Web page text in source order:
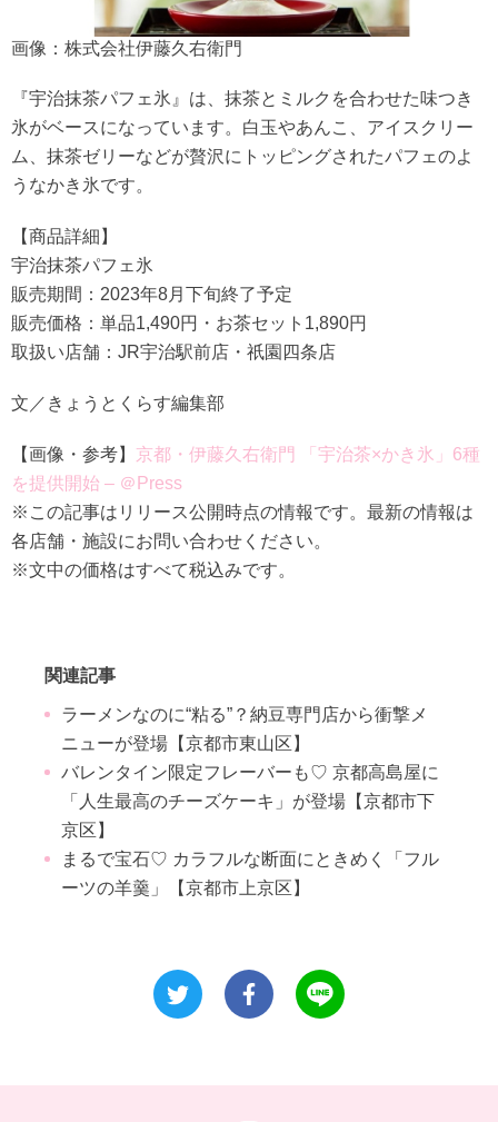
画像：株式会社伊藤久右衛門
『宇治抹茶パフェ氷』は、抹茶とミルクを合わせた味つき
氷がベースになっています。白玉やあんこ、アイスクリー
ム、抹茶ゼリーなどが贅沢にトッピングされたパフェのよ
うなかき氷です。
【商品詳細】
宇治抹茶パフェ氷
販売期間：2023年8月下旬終了予定
販売価格：単品1,490円・お茶セット1,890円
取扱い店舗：JR宇治駅前店・祇園四条店
文／きょうとくらす編集部
【画像・参考】 京都・伊藤久右衛門 「宇治茶×かき氷」6種
を提供開始 – ＠Press
※この記事はリリース公開時点の情報です。最新の情報は
各店舗・施設にお問い合わせください。
※文中の価格はすべて税込みです。
関連記事
ラーメンなのに“粘る”？納豆専門店から衝撃メ
ニューが登場【京都市東山区】
バレンタイン限定フレーバーも♡ 京都高島屋に
「人生最高のチーズケーキ」が登場【京都市下
京区】
まるで宝石♡ カラフルな断面にときめく「フル
ーツの羊羹」【京都市上京区】